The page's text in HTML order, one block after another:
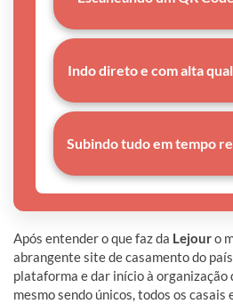
Indo direto e com alta
Subindo tudo em tempo
Após entender o que faz da Lejouro
abrangente site de casamento do
plataforma e dar início à organização
mesmo sendo únicos, todos os casais